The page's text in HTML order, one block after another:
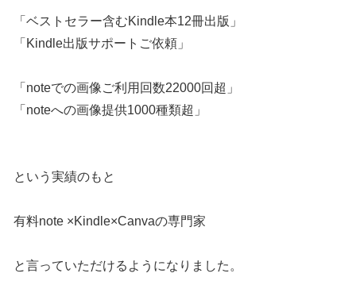
「ベストセラー含むKindle本12冊出版」
「Kindle出版サポートご依頼」
「noteでの画像ご利用回数22000回超」
「noteへの画像提供1000種類超」
という実績のもと
有料note ×Kindle×Canvaの専門家
と言っていただけるようになりました。